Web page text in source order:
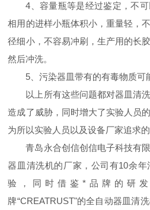
4、容量瓶等是经过鉴定，不
相用的进样小瓶体积小，重量轻，
径细小，不容易冲刷，生产用的长
然后冲洗。
5、污染器皿带有的有毒物质
以上所有这些问题都对器皿清
造成了威胁，同时增大了实验人员
为所以实验人员以及设备厂家追求的
青岛永合创信创信电子科技有
器皿清洗机的厂家，公司有10余年
验，同时借鉴*品牌的研发
牌“CREATRUST"的全自动器皿清